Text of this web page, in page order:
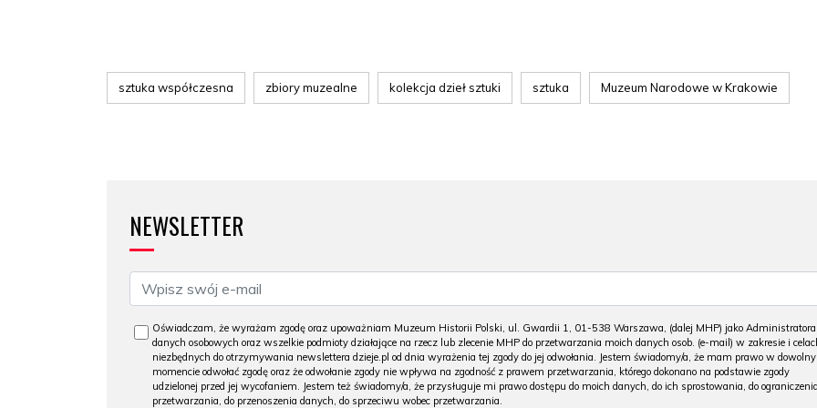
sztuka współczesna zbiory muzealne kolekcja dzieł sztuki sztuka Muzeum Narodowe w Krakowie
NEWSLETTER
Oświadczam, że wyrażam zgodę oraz upoważniam Muzeum Historii Polski, ul. Gwardii 1, 01-538 Warszawa, (dalej MHP) jako Administratora
danych osobowych oraz wszelkie podmioty działające na rzecz lub zlecenie MHP do przetwarzania moich danych osob. (e-mail) w zakresie i
niezbędnych do otrzymywania newslettera dzieje.pl od dnia wyrażenia tej zgody do jej odwołania. Jestem świadomy/a, że mam prawo w
momencie odwołać zgodę oraz że odwołanie zgody nie wpływa na zgodność z prawem przetwarzania, którego dokonano na podstawie zgody
udzielonej przed jej wycofaniem. Jestem też świadomy/a, że przysługuje mi prawo dostępu do moich danych, do ich sprostowania, do ograniczenia
przetwarzania, do przenoszenia danych, do sprzeciwu wobec przetwarzania.